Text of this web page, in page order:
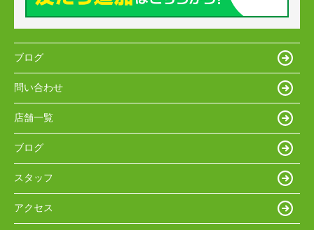
ブログ
問い合わせ
店舗一覧
ブログ
スタッフ
アクセス